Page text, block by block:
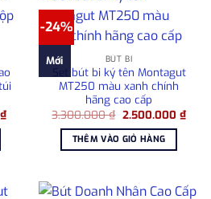
₫Giá
hiện
1.500.000 ₫.
-24%
Mới BÚT BI
Set bút bi ký tên Montagut
MT250 màu xanh chính
hãng cao cấp
3.300.000₫ Giá
là:
3.300.000 ₫.
2.500.000 ₫Giá
hiện
THÊM VÀO GIỎ HÀNG